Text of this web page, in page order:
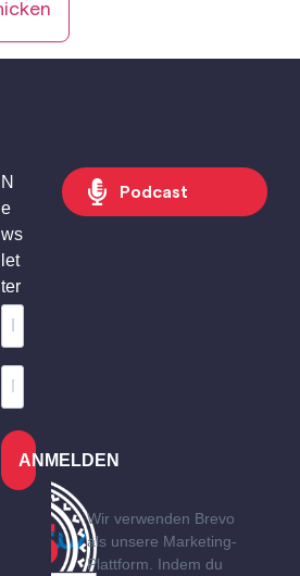
N
e
ws
let
ter
ANMELDEN
Wir verwenden Brevo
als unsere Marketing-
Plattform. Indem du
Podcast